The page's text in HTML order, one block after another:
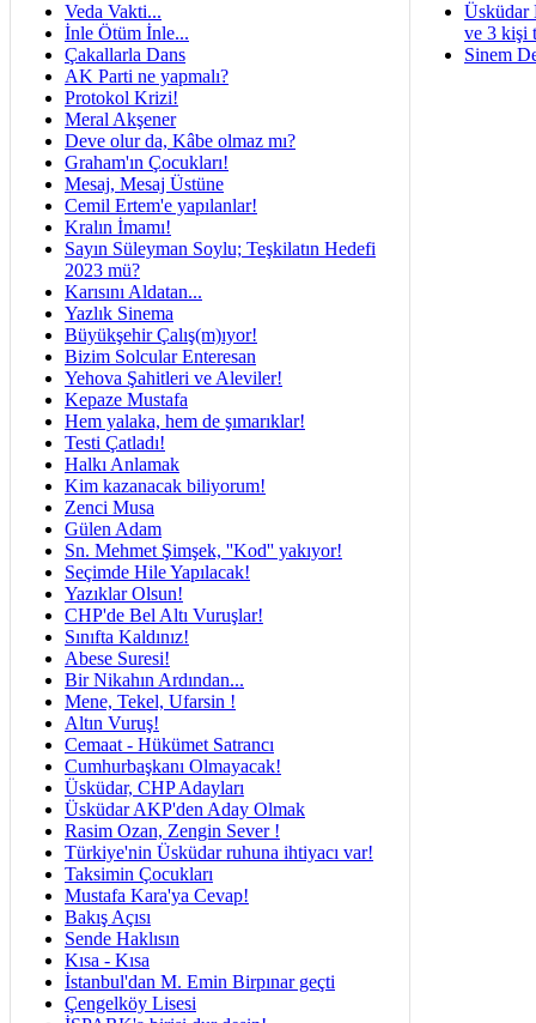
Veda Vakti...
İnle Ötüm İnle...
Çakallarla Dans
AK Parti ne yapmalı?
Protokol Krizi!
Meral Akşener
Deve olur da, Kâbe olmaz mı?
Graham'ın Çocukları!
Mesaj, Mesaj Üstüne
Cemil Ertem'e yapılanlar!
Kralın İmamı!
Sayın Süleyman Soylu; Teşkilatın Hedefi
2023 mü?
Karısını Aldatan...
Yazlık Sinema
Büyükşehir Çalış(m)ıyor!
Bizim Solcular Enteresan
Yehova Şahitleri ve Aleviler!
Kepaze Mustafa
Hem yalaka, hem de şımarıklar!
Testi Çatladı!
Halkı Anlamak
Kim kazanacak biliyorum!
Zenci Musa
Gülen Adam
Sn. Mehmet Şimşek, ''Kod'' yakıyor!
Seçimde Hile Yapılacak!
Yazıklar Olsun!
CHP'de Bel Altı Vuruşlar!
Sınıfta Kaldınız!
Abese Suresi!
Bir Nikahın Ardından...
Mene, Tekel, Ufarsin !
Altın Vuruş!
Cemaat - Hükümet Satrancı
Cumhurbaşkanı Olmayacak!
Üsküdar, CHP Adayları
Üsküdar AKP'den Aday Olmak
Rasim Ozan, Zengin Sever !
Türkiye'nin Üsküdar ruhuna ihtiyacı var!
Taksimin Çocukları
Mustafa Kara'ya Cevap!
Bakış Açısı
Sende Haklısın
Kısa - Kısa
İstanbul'dan M. Emin Birpınar geçti
Çengelköy Lisesi
Üsküdar
ve 3 kişi
Sinem